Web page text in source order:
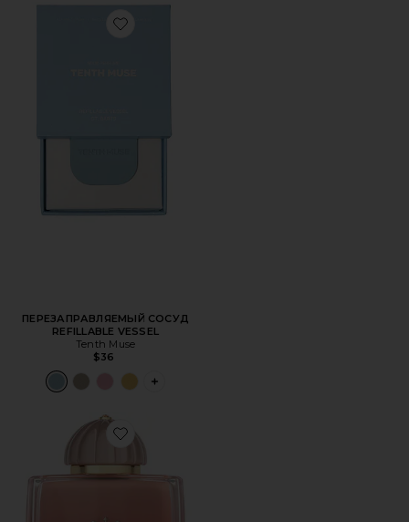
Favorite ПЕРЕЗАПРАВЛЯЕМЫЙ СОСУД REFILLABLE
ПЕРЕЗАПРАВЛЯЕМЫЙ СОСУД
REFILLABLE VESSEL
Tenth Muse
$36
PLUS ICON TO SEE MORE OPTIONS
Favorite ЭКСТРАКТ ПАРФЮМА GUIDANCE